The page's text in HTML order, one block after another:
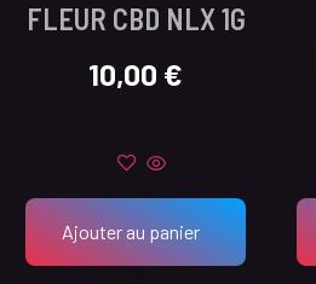
FLEUR CBD NLX 1G
10,00 €
Ajouter au panier